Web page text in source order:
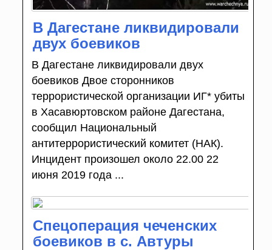
В Дагестане ликвидировали
двух боевиков
В Дагестане ликвидировали двух
боевиков Двое сторонников
террористической организации ИГ* убиты
в Хасавюртовском районе Дагестана,
сообщил Национальный
антитеррористический комитет (НАК).
Инцидент произошел около 22.00 22
июня 2019 года ...
Спецоперация чеченских
боевиков в с. Автуры